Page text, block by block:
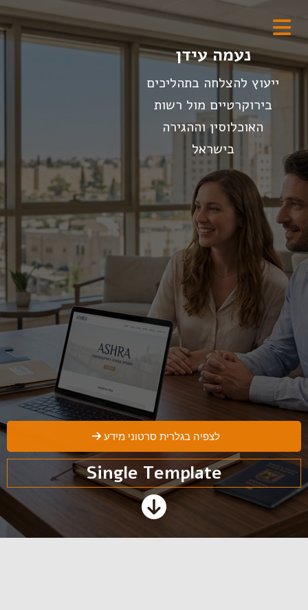
נעמה עידן
ייעוץ להצלחה בתהליכים
בירוקרטיים מול רשות
האוכלוסין וההגירה
בישראל
לצפיה בגלרית סרטוני מידע
Single Template